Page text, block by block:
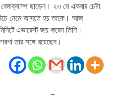
ছাড়েন। ২৩ মে একবার চেষ্টা
নেমে আসতে হয় তাকে। আজ
এভারেস্ট জয় করেন তিনি।
তার সঙ্গে রয়েছেন।